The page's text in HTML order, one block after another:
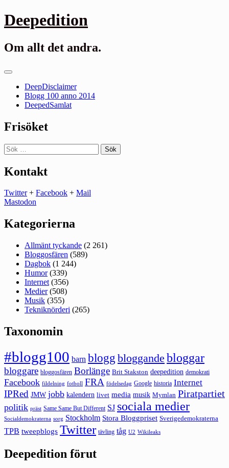
Gå
till
Deepedition
Om allt det andra.
Primär
DeepDisclaimer
Blogg 100 anno 2014
DeepedSamlat
Frisöket
Sök
efter:
Kontakt
Twitter+ Facebook + Mail
Mastodon
Kategorierna
Allmänt tyckande (2 261)
Bloggosfären (589)
Dagbok (1 244)
Humor(339)
Internet (356)
Medier(508)
Musik (355)
Tekniknörderi (265)
Taxonomin
#blogg100 barn blogg bloggande bloggar
bloggare bloggosfären Borlänge Brit Stakston deepedition demokrati
Facebook fildelning fotboll FRA födelsedag Google historia Internet
IPRed JMW jobb kalendern livet media musik Mymlan Piratpartiet
politik präst Same Same But Different SJ sociala medier
Socialdemokraterna sorg Stockholm Stora Bloggpriset Sverigedemokraterna
TPB tweepblogs Twitter tävling tåg U2 Wikileaks
Deepedition förut